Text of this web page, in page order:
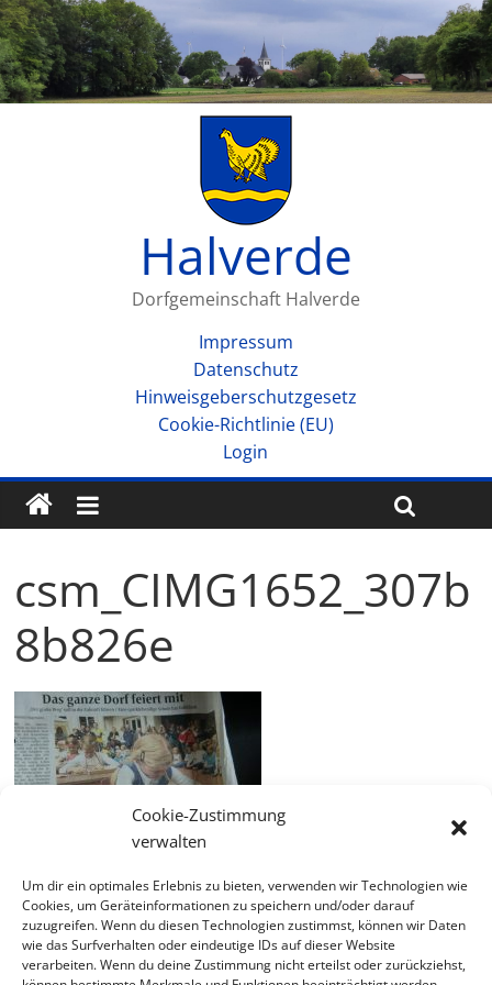
Cookie-Zustimmung
verwalten
Um dir ein optimales Erlebnis zu bieten, verwenden wir Technologien wie
Cookies, um Geräteinformationen zu speichern und/oder darauf
zuzugreifen. Wenn du diesen Technologien zustimmst, können wir Daten
wie das Surfverhalten oder eindeutige IDs auf dieser Website
verarbeiten. Wenn du deine Zustimmung nicht erteilst oder zurückziehst,
Halverde
Dorfgemeinschaft Halverde
Impressum
Datenschutz
Hinweisgeberschutzgesetz
Cookie-Richtlinie (EU)
Login
csm_CIMG1652_307b
8b826e